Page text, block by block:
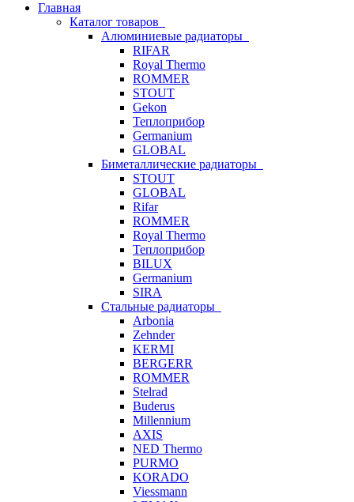
Главная
Каталог товаров
Алюминиевые радиаторы
RIFAR
Royal Thermo
ROMMER
STOUT
Gekon
Теплоприбор
Germanium
GLOBAL
Биметаллические радиаторы
STOUT
GLOBAL
Rifar
ROMMER
Royal Thermo
Теплоприбор
BILUX
Germanium
SIRA
Стальные радиаторы
Arbonia
Zehnder
KERMI
BERGERR
ROMMER
Stelrad
Buderus
Millennium
AXIS
NED Thermo
PURMO
KORADO
Viessmann